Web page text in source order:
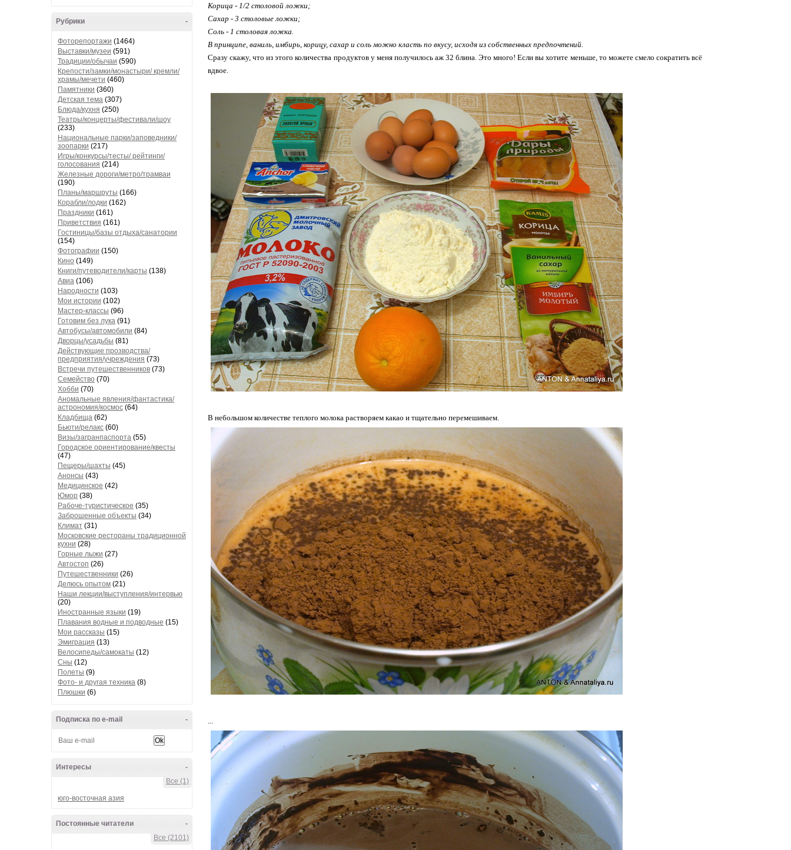
-
Рубрики
Фоторепортажи (1464)
Выставки/музеи (591)
Традиции/обычаи (590)
Крепости/замки/монастыри/ кремли/
храмы/мечети (460)
Памятники (360)
Детская тема (307)
Блюда/кухня (250)
Театры/концерты/фестивали/шоу
(233)
Национальные парки/заповедники/
зоопарки (217)
Игры/конкурсы/тесты/ рейтинги/
голосования (214)
Железные дороги/метро/трамваи
(190)
Планы/маршруты (166)
Корабли/лодки (162)
Праздники (161)
Приветствия (161)
Гостиницы/базы отдыха/санатории
(154)
Фотографии (150)
Кино (149)
Книги/путеводители/карты (138)
Авиа (106)
Народности (103)
Мои истории (102)
Мастер-классы (96)
Готовим без лука (91)
Автобусы/автомобили (84)
Дворцы/усадьбы (81)
Действующие прозводства/
предприятия/учреждения (73)
Встречи путешественников (73)
Семейство (70)
Хобби (70)
Аномальные явления/фантастика/
астрономия/космос (64)
Кладбища (62)
Бьюти/релакс (60)
Визы/загранпаспорта (55)
Городское ориентирование/квесты
(47)
Пещеры/шахты (45)
Анонсы (43)
Медицинское (42)
Юмор (38)
Рабоче-туристическое (35)
Заброшенные объекты (34)
Климат (31)
Московские рестораны традиционной
кухни (28)
Горные лыжи (27)
Автостоп (26)
Путешественники (26)
Делюсь опытом (21)
Наши лекции/выступления/интервью
(20)
Иностранные языки (19)
Плавания водные и подводные (15)
Мои рассказы (15)
Эмиграция (13)
Велосипеды/самокаты (12)
Сны (12)
Полеты (9)
Фото- и другая техника (8)
Плюшки (6)
-
Подписка по e-mail
-
Интересы
Все (1)
юго-восточная азия
-
Постоянные читатели
Все (2101)
Корица - 1/2 столовой ложки;
Сахар - 3 столовые ложки;
Соль - 1 столовая ложка.
В принципе, ваниль, имбирь, корицу, сахар и соль можно класть по вкусу, исходя из собственных предпочтений.
Сразу скажу, что из этого количества продуктов у меня получилось аж 32 блина. Это много! Если вы хотите меньше, то можете смело сократить всё
вдвое.
В небольшом количестве теплого молока растворяем какао и тщательно перемешиваем.
...